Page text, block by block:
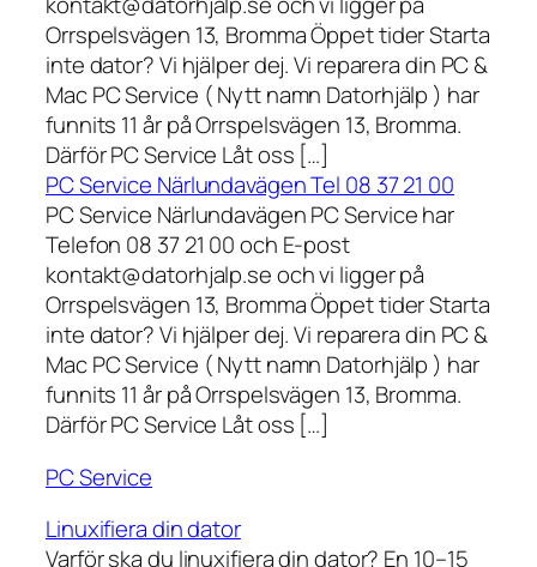
Orrspelsvägen 13, Bromma Öppet tider Starta
inte dator? Vi hjälper dej. Vi reparera din PC &
Mac PC Service ( Nytt namn Datorhjälp ) har
funnits 11 år på Orrspelsvägen 13, Bromma.
Därför PC Service Låt oss […]
PC Service Närlundavägen Tel 08 37 21 00
PC Service Närlundavägen PC Service har
Telefon 08 37 21 00 och E-post
kontakt@datorhjalp.se och vi ligger på
Orrspelsvägen 13, Bromma Öppet tider Starta
inte dator? Vi hjälper dej. Vi reparera din PC &
Mac PC Service ( Nytt namn Datorhjälp ) har
funnits 11 år på Orrspelsvägen 13, Bromma.
Därför PC Service Låt oss […]
PC Service
Linuxifiera din dator
Varför ska du linuxifiera din dator? En 10–15